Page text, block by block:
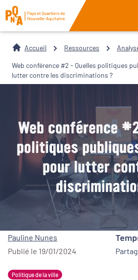
Accueil Ressources
Web conférence #2 - Quelles politiques
lutter contre les discriminations ?
Web conférence
politiques
pour lutter
Pauline Nunes
Publié le 19/01/2024
Politique de la ville